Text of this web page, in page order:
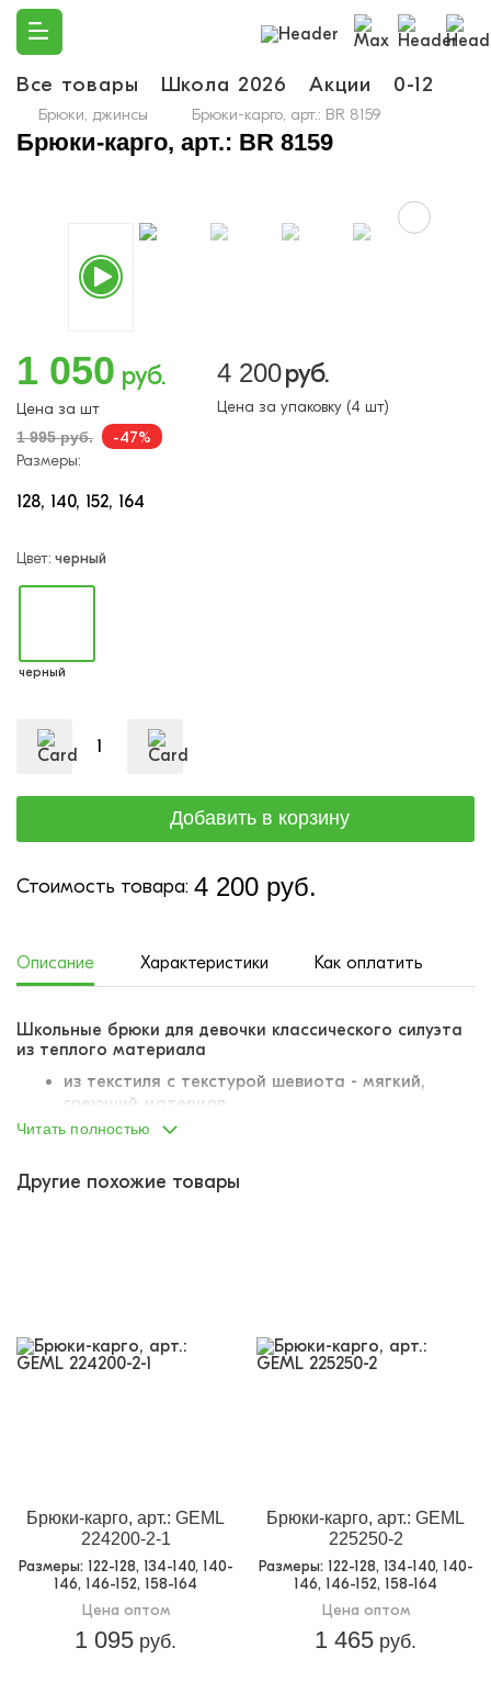
Все товары Школа 2026 Акции 0-12
Брюки, джинсы Брюки-карго, арт.: BR 8159
Брюки-карго, арт.: BR 8159
1 995 руб. -47%
1 050 руб.
Цена за шт
4 200руб.
Цена за упаковку (4 шт)
Размеры:
128 140 152 164
Цвет: черный
черный
Стоимость товара: 4 200 руб.
Описание Характеристики Как оплатить
Школьные брюки для девочки классического силуэта
из теплого материала
из текстиля с текстурой шевиота - мягкий,
греющий материал
широкие раструбы штанин
сзади в пояс вшита резинка для более
Читать полностью
Другие похожие товары
Брюки-карго, арт.: GEML
224200-2-1
Размеры: 122-128, 134-140, 140-
146, 146-152, 158-164
Цена оптом
1 095 руб.
Брюки-карго, арт.: GEML
225250-2
Размеры: 122-128, 134-140, 140-
146, 146-152, 158-164
Цена оптом
1 465 руб.